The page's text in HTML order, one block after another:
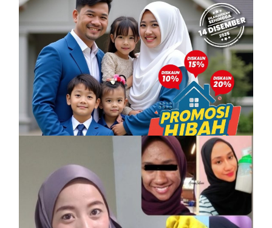
PROMOSI HIBAH DILANJUTKAN
6 December, 2025